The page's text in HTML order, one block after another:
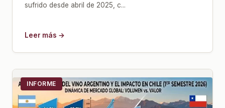
sufrido desde abril de 2025, c...
Leer más →
INFORME